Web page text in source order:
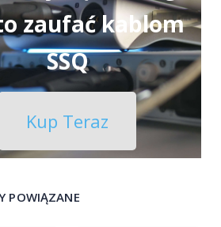
zaufać kablom
SSQ
Kup Teraz
POWIĄZANE